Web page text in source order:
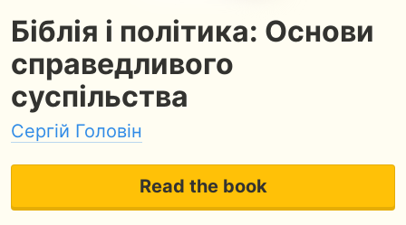
Біблія і політика: Основи
справедливого
суспільства
Сергій Головін
Read the book